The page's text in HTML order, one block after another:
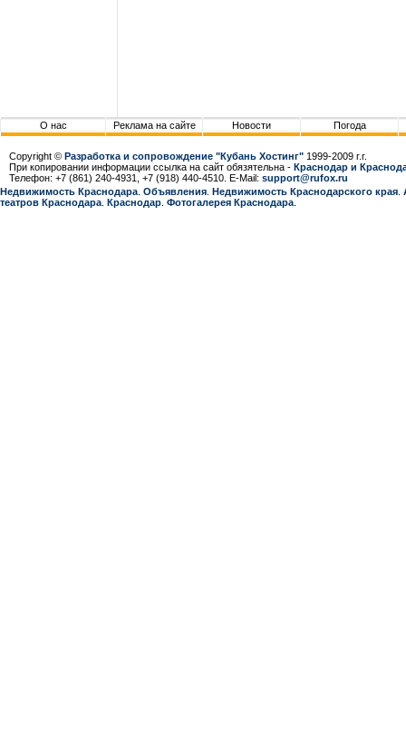
О нас Реклама на сайте Новости Погода
Copyright © Разработка и сопровождение "Кубань Хостинг" 1999-2009 г.г.
При копировании информации ссылка на сайт обязятельна - Краснодар и
Телефон: +7 (861) 240-4931, +7 (918) 440-4510. E-Mail: support@rufox.ru
Недвижимость Краснодара Объявления Недвижимость Краснодарcкого края
театров Краснодара Краснодар Фотогалерея Краснодара